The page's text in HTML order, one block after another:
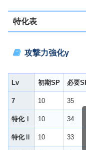
特化表
攻撃力強化γ
Lv 初期SP 必要
7 10 35
特化Ⅰ 10 34
特化Ⅱ 10 33